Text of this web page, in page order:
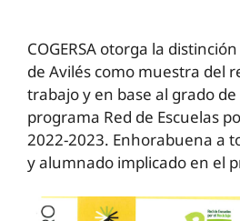
COGERSA otorga la distinción
de Avilés como muestra del
trabajo y en base al grado
programa Red de Escuelas
2022-2023. Enhorabuena a
y alumnado implicado en el